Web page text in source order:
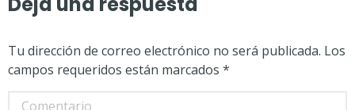
Tu dirección de correo electrónico no será publicada. Los
campos requeridos están marcados *
Comentario